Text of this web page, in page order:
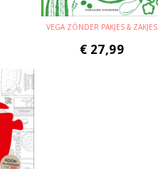
VEGA ZÓNDER PAKJES & ZAKJES
€ 27,99